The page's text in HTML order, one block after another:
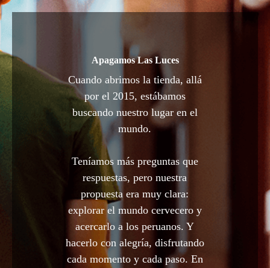
Apagamos Las Luces
Cuando abrimos la tienda, allá
por el 2015, estábamos
buscando nuestro lugar en el
mundo.
Teníamos más preguntas que
respuestas, pero nuestra
propuesta era muy clara:
explorar el mundo cervecero y
acercarlo a los peruanos. Y
hacerlo con alegría, disfrutando
cada momento y cada paso. En